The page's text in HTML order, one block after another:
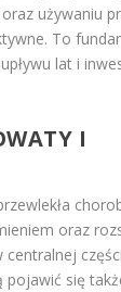
używaniu
To
lat i
I
oraz
się